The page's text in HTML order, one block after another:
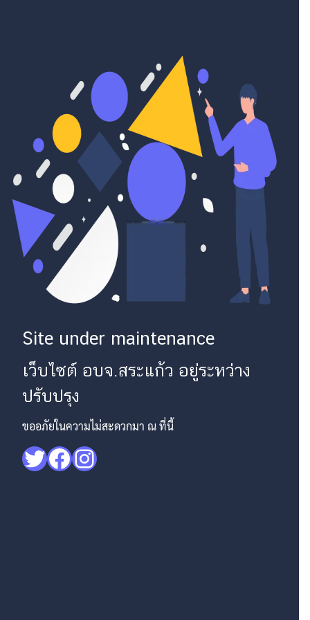
Site under maintenance
เว็บไซต์ อบจ.สระแก้ว อยู่ระหว่าง
ปรับปรุง
ขออภัยในความไม่สะดวกมา ณ ที่นี้
Twitter
Facebook
Instagram